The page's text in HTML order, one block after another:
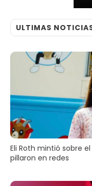
ULTIMAS
Eli Roth mintió sobre
pillaron en redes